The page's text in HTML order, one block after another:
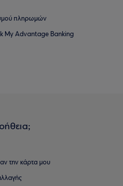
πληρωμών
My Advantage Banking
την κάρτα μου